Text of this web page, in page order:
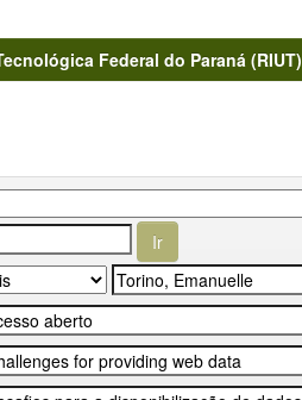
Federal do Paraná (RIUT)